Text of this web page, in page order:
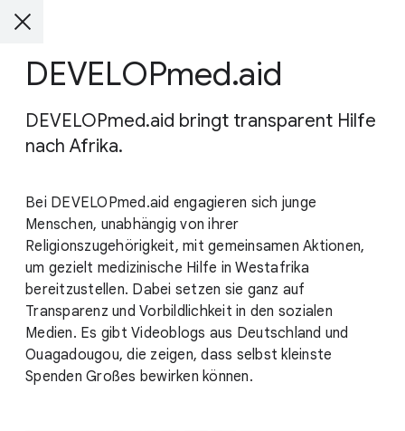
DEVELOPmed.aid
DEVELOPmed.aid bringt transparent Hilfe
nach Afrika.
Bei DEVELOPmed.aid engagieren sich junge
Menschen, unabhängig von ihrer
Religionszugehörigkeit, mit gemeinsamen Aktionen,
um gezielt medizinische Hilfe in Westafrika
bereitzustellen. Dabei setzen sie ganz auf
Transparenz und Vorbildlichkeit in den sozialen
Medien. Es gibt Videoblogs aus Deutschland und
Ouagadougou, die zeigen, dass selbst kleinste
Spenden Großes bewirken können.